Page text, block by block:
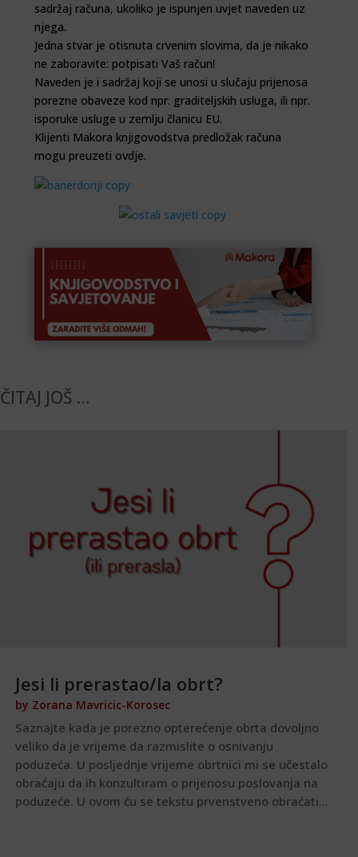
sadržaj računa, ukoliko je ispunjen uvjet naveden uz
njega.
Jedna stvar je otisnuta crvenim slovima, da je nikako
ne zaboravite: potpisati Vaš račun!
Naveden je i sadržaj koji se unosi u slučaju prijenosa
porezne obaveze kod npr. graditeljskih usluga, ili npr.
isporuke usluge u zemlju članicu EU.
Klijenti Makora knjigovodstva predložak računa
mogu preuzeti ovdje.
ČITAJ JOŠ …
Jesi li prerastao/la obrt?
by Zorana Mavricic-Korosec
Saznajte kada je porezno opterećenje obrta dovoljno
veliko da je vrijeme da razmislite o osnivanju
poduzeća. U posljednje vrijeme obrtnici mi se učestalo
obraćaju da ih konzultiram o prijenosu poslovanja na
poduzeće. U ovom ću se tekstu prvenstveno obraćati...